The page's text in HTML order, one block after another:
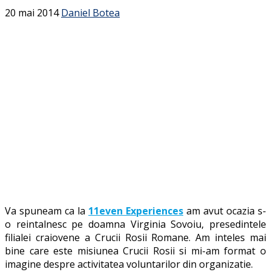
20 mai 2014 Daniel Botea
Va spuneam ca la 11even Experiences am avut ocazia s-
o reintalnesc pe doamna Virginia Sovoiu, presedintele
filialei craiovene a Crucii Rosii Romane. Am inteles mai
bine care este misiunea Crucii Rosii si mi-am format o
imagine despre activitatea voluntarilor din organizatie.